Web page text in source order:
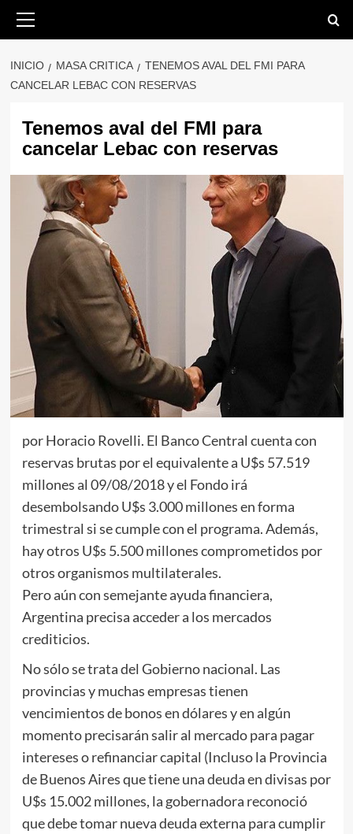
Saltar
primario
INICIO MASA CRITICA
TENEMOS AVAL DEL FMI PARA
CANCELAR LEBAC CON RESERVAS
Tenemos aval del FMI para
cancelar Lebac con reservas
por Horacio Rovelli. El Banco Central cuenta con
reservas brutas por el equivalente a U$s 57.519
millones al 09/08/2018 y el Fondo irá
desembolsando U$s 3.000 millones en forma
trimestral si se cumple con el programa. Además,
hay otros U$s 5.500 millones comprometidos por
otros organismos multilaterales.
Pero aún con semejante ayuda financiera,
Argentina precisa acceder a los mercados
crediticios.
No sólo se trata del Gobierno nacional. Las
provincias y muchas empresas tienen
vencimientos de bonos en dólares y en algún
momento precisarán salir al mercado para pagar
intereses o refinanciar capital (Incluso la Provincia
de Buenos Aires que tiene una deuda en divisas por
U$s 15.002 millones, la gobernadora reconoció
que debe tomar nueva deuda externa para cumplir